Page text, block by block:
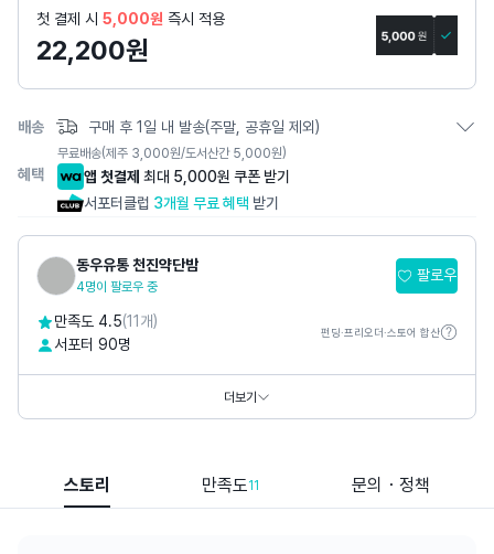
첫 결제 시 5,000원 즉시 적용
22,200원
배송 구매 후 1일 내 발송(주말, 공휴일 제외)
무료배송(제주 3,000원/도서산간 5,000원)
혜택 앱 첫결제 최대 5,000원 쿠폰 받기
서포터클럽 3개월 무료 혜택 받기
동우유통 천진약단밤
4명이 팔로우 중
팔로우
만족도 4.5(11개)
서포터 90명
펀딩·프리오더·스토어 합산
더보기
스토리 만족도11 문의・정책